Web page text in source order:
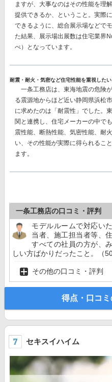
ますが、大事なのはその性能を理
提供できるか、ということ。実際
できるように、総合展示場などで
た結果、 展示場出展数は住宅業界
べ）となっています。
耐震・耐火・気密など住宅性能を重視したい
一条工務店は、東海地震の危険
る震源地からほど近い静岡県浜松
に求めたのは「耐震性」でした。
関と連携し、住宅メーカーの中で
震性能、断熱性能、気密性能、耐
い、その性能が実際に得られるこ
ます。
一条工務店の口コミ・評判
モデルルームで対応い
当者、施工担当者等、
すべての社員の方が、
しい方ばかりだったこと。（
その他の口コミ・評判
得点・口コ
セキスイハイム